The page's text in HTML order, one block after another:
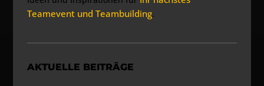
Teamevent und Teambuilding.
AKTUELLE BEITRÄGE